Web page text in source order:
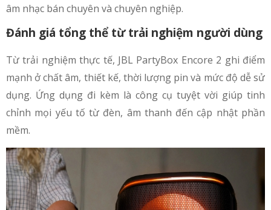
âm nhạc bán chuyên và chuyên nghiệp.
Đánh giá tổng thể từ trải nghiệm người dùng
Từ trải nghiệm thực tế, JBL PartyBox Encore 2 ghi điểm
mạnh ở chất âm, thiết kế, thời lượng pin và mức độ dễ sử
dụng. Ứng dụng đi kèm là công cụ tuyệt vời giúp tinh
chỉnh mọi yếu tố từ đèn, âm thanh đến cập nhật phần
mềm.